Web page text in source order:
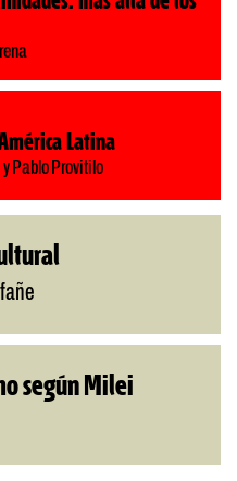
Latina
y Pablo Provitilo
según Milei